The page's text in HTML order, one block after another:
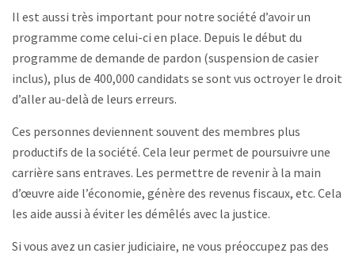
Il est aussi très important pour notre société d’avoir un
programme come celui-ci en place. Depuis le début du
programme de demande de pardon (suspension de casier
inclus), plus de 400,000 candidats se sont vus octroyer le droit
d’aller au-delà de leurs erreurs.
Ces personnes deviennent souvent des membres plus
productifs de la société. Cela leur permet de poursuivre une
carrière sans entraves. Les permettre de revenir à la main
d’œuvre aide l’économie, génère des revenus fiscaux, etc. Cela
les aide aussi à éviter les démêlés avec la justice.
Si vous avez un casier judiciaire, ne vous préoccupez pas des